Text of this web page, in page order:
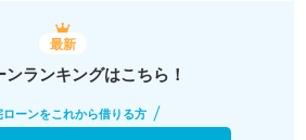
最新
ランキングはこちら！
ローンをこれから借りる方